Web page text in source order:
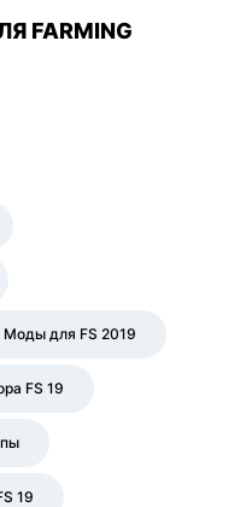
FARMING
Моды для FS 2019
FS 19
19